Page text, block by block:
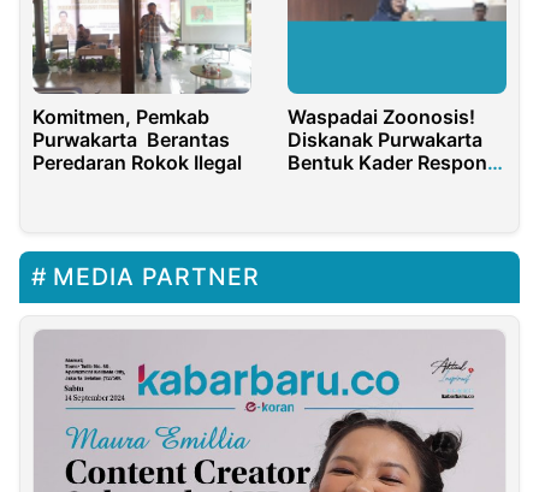
Komitmen, Pemkab
Purwakarta Berantas
Peredaran Rokok Ilegal
Waspadai Zoonosis!
Diskanak Purwakarta
Bentuk Kader Respons
MEDIA PARTNER